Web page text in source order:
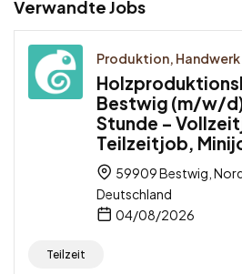
Verwandte Jobs
Produktion, Handwerk
Bestwig (m/w/
Stunde –
Teilzeitjob,
59909 Bestwig,
Deutschland
04/08/2026
Teilzeit